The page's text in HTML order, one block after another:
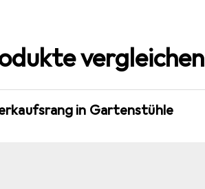
vergleichen
in Gartenstühle